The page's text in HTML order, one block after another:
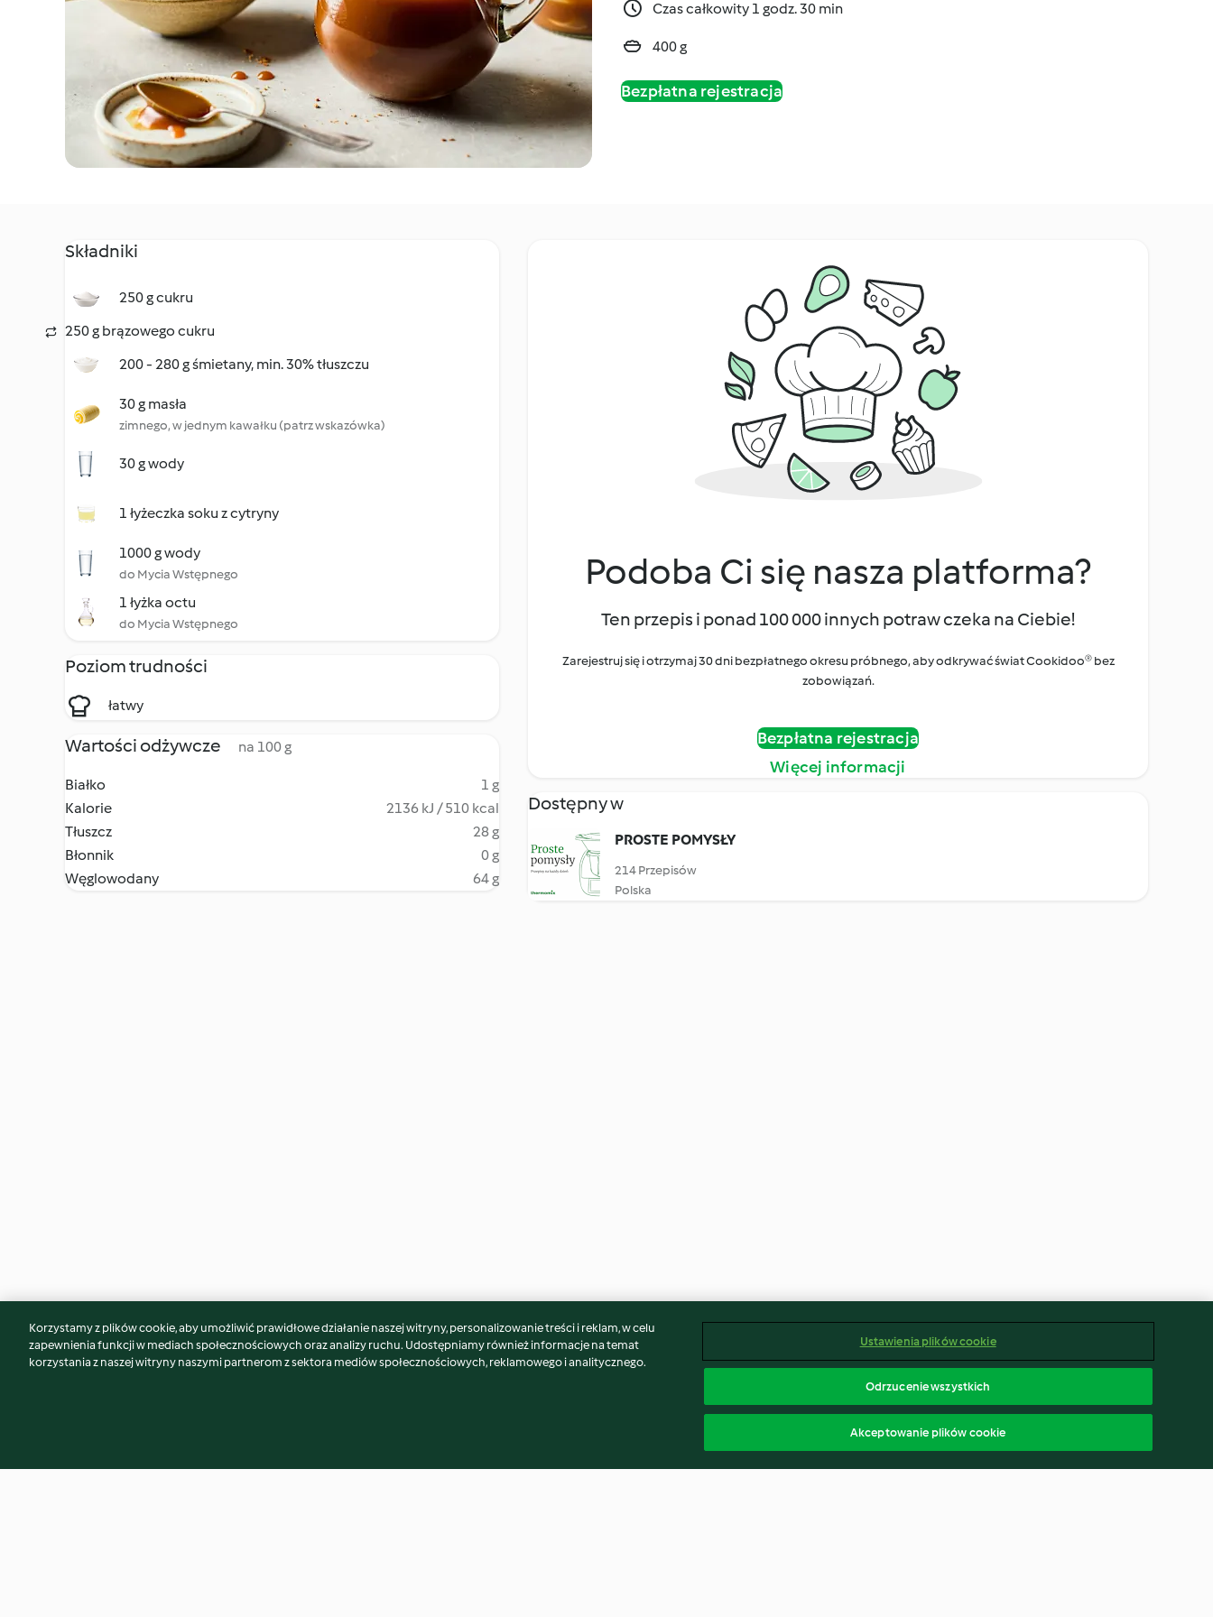
Czas całkowity 1 godz. 30 min
400 g
Bezpłatna rejestracja
Składniki
250 g cukru
250 g brązowego cukru
200 - 280 g śmietany, min. 30% tłuszczu
30 g masła
zimnego, w jednym kawałku (patrz wskazówka)
30 g wody
1 łyżeczka soku z cytryny
1000 g wody
do Mycia Wstępnego
1 łyżka octu
do Mycia Wstępnego
Poziom trudności
łatwy
Wartości odżywcze na 100 g
Białko
1 g
Kalorie
2136 kJ / 510 kcal
Tłuszcz
28 g
Błonnik
0 g
Węglowodany
64 g
Podoba Ci się nasza platforma?
Ten przepis i ponad 100 000 innych potraw czeka na Ciebie!
Zarejestruj się i otrzymaj 30 dni bezpłatnego okresu próbnego, aby odkrywać świat Cookidoo® bez
zobowiązań.
Bezpłatna rejestracja
Więcej informacji
Dostępny w
PROSTE POMYSŁY
214 Przepisów
Polska
Może spodoba Ci się również...
Korzystamy z plików cookie, aby umożliwić prawidłowe działanie naszej witryny, personalizowanie treści i reklam, w celu
zapewnienia funkcji w mediach społecznościowych oraz analizy ruchu. Udostępniamy również informacje na temat
korzystania z naszej witryny naszymi partnerom z sektora mediów społecznościowych, reklamowego i analitycznego.
Ustawienia plików cookie
Odrzucenie wszystkich
Akceptowanie plików cookie